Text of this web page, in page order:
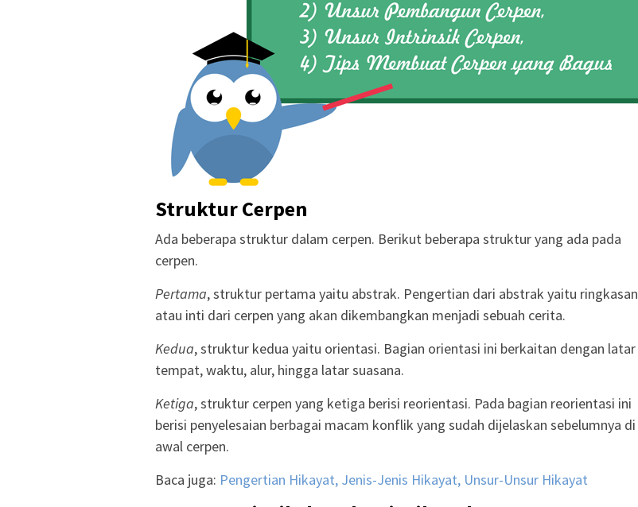
Struktur Cerpen
Ada beberapa struktur dalam cerpen. Berikut beberapa struktur yang ada pada
cerpen.
Pertama, struktur pertama yaitu abstrak. Pengertian dari abstrak yaitu ringkasan
atau inti dari cerpen yang akan dikembangkan menjadi sebuah cerita.
Kedua, struktur kedua yaitu orientasi. Bagian orientasi ini berkaitan dengan latar
tempat, waktu, alur, hingga latar suasana.
Ketiga, struktur cerpen yang ketiga berisi reorientasi. Pada bagian reorientasi ini
berisi penyelesaian berbagai macam konflik yang sudah dijelaskan sebelumnya di
awal cerpen.
Baca juga: Pengertian Hikayat, Jenis-Jenis Hikayat, Unsur-Unsur Hikayat